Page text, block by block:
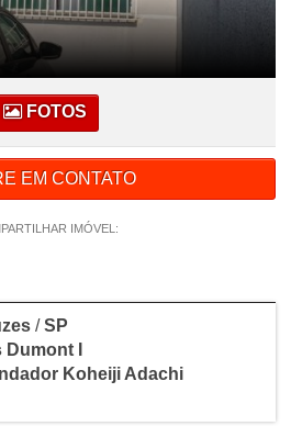
FOTOS
EM CONTATO
IMÓVEL:
/SP
I
Koheiji Adachi